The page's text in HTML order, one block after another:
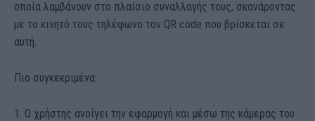
οποία λαμβάνουν στο πλαίσιο συναλλαγής τους, σκανάροντας
με το κινητό τους τηλέφωνο τον QR code που βρίσκεται σε
αυτή.
Πιο συγκεκριμένα:
1. Ο χρήστης ανοίγει την εφαρμογή και μέσω της κάμερας του